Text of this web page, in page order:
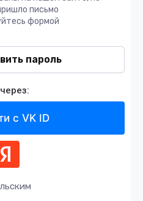
письмо
формой
пароль
с VK ID